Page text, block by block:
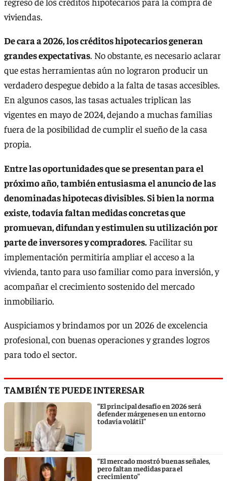
viviendas.
De cara a 2026, los créditos hipotecarios generan
grandes expectativas. No obstante, es necesario aclarar
que estas herramientas aún no lograron producir un
verdadero despegue debido a la falta de tasas accesibles.
En algunos casos, las tasas actuales triplican las
vigentes en mayo de 2024, dejando a muchas familias
fuera de la posibilidad de cumplir el sueño de la casa
propia.
Entre las oportunidades que se presentan para el
próximo año, también entusiasma el anuncio de las
denominadas hipotecas divisibles. Si bien la norma
existe, todavía faltan medidas concretas que
promuevan, difundan y estimulen su utilización por
parte de inversores y compradores. Facilitar su
implementación permitiría ampliar el acceso a la
vivienda, tanto para uso familiar como para inversión, y
acompañar el crecimiento sostenido del mercado
inmobiliario.
Auspiciamos y brindamos por un 2026 de excelencia
profesional, con buenas operaciones y grandes logros
para todo el sector.
TAMBIÉN TE PUEDE INTERESAR
“El principal desafío en 2026 será
defender márgenes en un entorno
todavía volátil”
“El mercado mostró buenas señales,
pero faltan medidas para el
crecimiento”